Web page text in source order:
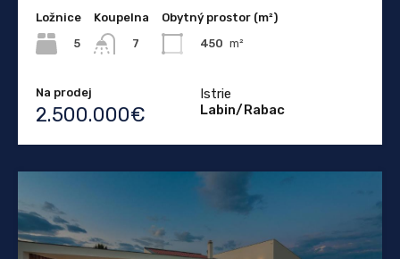
Ložnice
5
Koupelna
7
Obytný prostor (m²)
450 m²
Na prodej
2.500.000€
Istrie
Labin/Rabac